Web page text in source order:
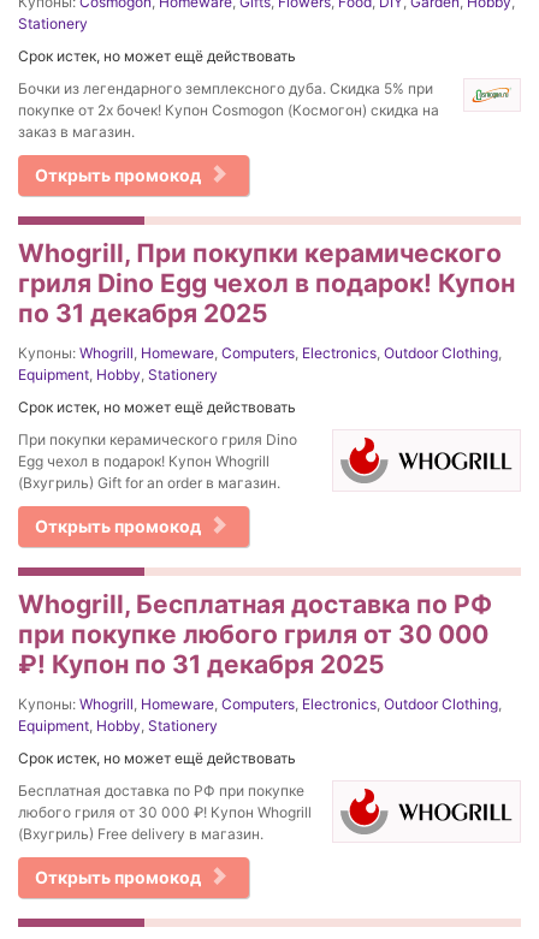
Stationery
Срок истек, но может ещё действовать
Бочки из легендарного земплексного дуба. Скидка 5% при
покупке от 2х бочек! Купон Cosmogon (Космогон) скидка на
заказ в магазин.
Открыть промокод
Whogrill, При покупки керамического
гриля Dino Egg чехол в подарок! Купон
по 31 декабря 2025
Купоны: Whogrill, Homeware, Computers, Electronics, Outdoor Clothing,
Equipment, Hobby, Stationery
Срок истек, но может ещё действовать
При покупки керамического гриля Dino
Egg чехол в подарок! Купон Whogrill
(Вхугриль) Gift for an order в магазин.
Открыть промокод
Whogrill, Бесплатная доставка по РФ
при покупке любого гриля от 30 000
₽! Купон по 31 декабря 2025
Купоны: Whogrill, Homeware, Computers, Electronics, Outdoor Clothing,
Equipment, Hobby, Stationery
Срок истек, но может ещё действовать
Бесплатная доставка по РФ при покупке
любого гриля от 30 000 ₽! Купон Whogrill
(Вхугриль) Free delivery в магазин.
Открыть промокод